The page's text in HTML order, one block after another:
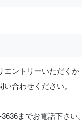
エントリーいただくか
い合わせください。
までお電話下さい。